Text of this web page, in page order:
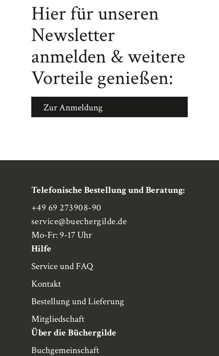
Hier für unseren
Newsletter
anmelden & weitere
Vorteile genießen:
Zur Anmeldung
Telefonische Bestellung und Beratung:
+49 69 273908-90
service@buechergilde.de
Mo-Fr: 9-17 Uhr
Hilfe
Service und FAQ
Kontakt
Bestellung und Lieferung
Mitgliedschaft
Über die Büchergilde
Buchgemeinschaft